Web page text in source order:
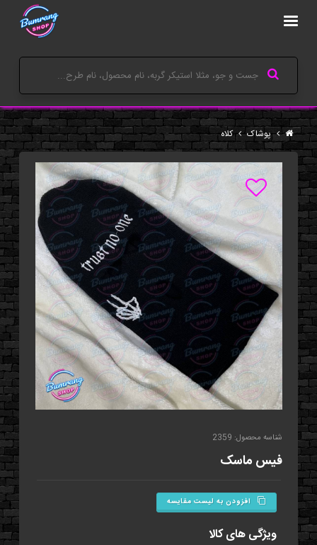
پوشاک کلاه
شناسه محصول: 2359
فيس ماسک
افزودن به لیست مقایسه
ویژگی های کالا